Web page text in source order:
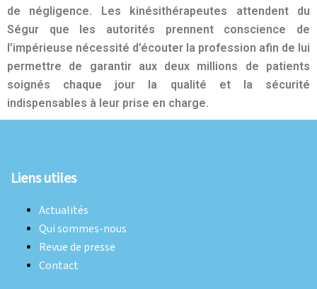
de négligence. Les kinésithérapeutes attendent du
Ségur que les autorités prennent conscience de
l’impérieuse nécessité d’écouter la profession afin de lui
permettre de garantir aux deux millions de patients
soignés chaque jour la qualité et la sécurité
indispensables à leur prise en charge.
Liens utiles
Actualités
Qui sommes-nous
Revue de presse
Contact